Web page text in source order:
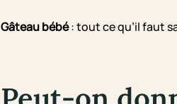
Gâteau bébé: tout ce qu’il faut